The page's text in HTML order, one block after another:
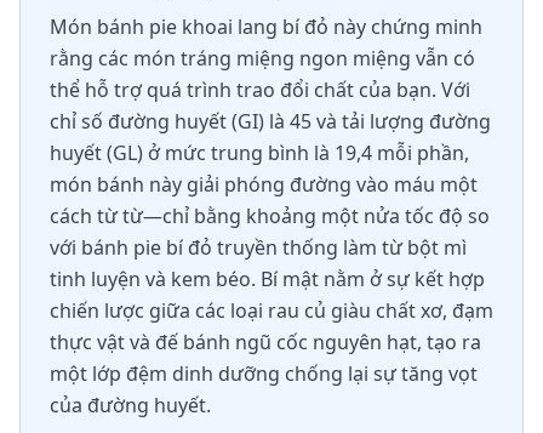
Món bánh pie khoai lang bí đỏ này chứng minh
rằng các món tráng miệng ngon miệng vẫn có
thể hỗ trợ quá trình trao đổi chất của bạn. Với
chỉ số đường huyết (GI) là 45 và tải lượng đường
huyết (GL) ở mức trung bình là 19,4 mỗi phần,
món bánh này giải phóng đường vào máu một
cách từ từ—chỉ bằng khoảng một nửa tốc độ so
với bánh pie bí đỏ truyền thống làm từ bột mì
tinh luyện và kem béo. Bí mật nằm ở sự kết hợp
chiến lược giữa các loại rau củ giàu chất xơ, đạm
thực vật và đế bánh ngũ cốc nguyên hạt, tạo ra
một lớp đệm dinh dưỡng chống lại sự tăng vọt
của đường huyết.